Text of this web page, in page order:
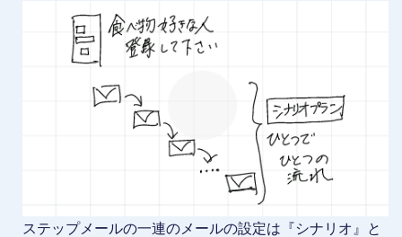
ステップメールの一連のメールの設定は『シナリオ』と